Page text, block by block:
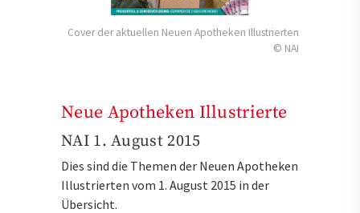
Cover der aktuellen Neuen Apotheken Illustrierten
© NAI
Neue Apotheken Illustrierte
NAI 1. August 2015
Dies sind die Themen der Neuen Apotheken
Illustrierten vom 1. August 2015 in der
Übersicht.